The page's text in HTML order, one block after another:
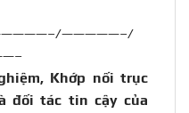
—————–/
Khớp nối trục
đối tác tin cậy của